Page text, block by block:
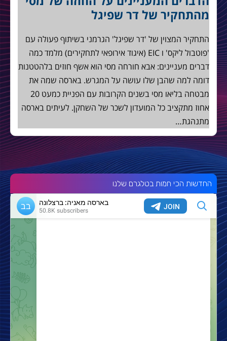
מהתחקיר של דר שפיגל
התחקיר המצוין של 'דר שפיגל' הגרמני בשיתוף פעולה עם
'פוטבול ליקס' ו EIC (איגוד אירופאי לתחקירים) מלמד כמה
דברים מעניינים: אבא חורחה מסי הוא אשף חוזים בלהטטנות
דומה למה שהבן שלו עושה על המגרש. בארסה שמה את
מבטחה בליאו מסי בשנים הקרובות עם הפניית כמעט 20
אחוז מתקציב כל המועדון לשכר של השחקן. לעיתים בארסה
מתנהגת…
החדשות הכי חמות בטלגרם שלנו